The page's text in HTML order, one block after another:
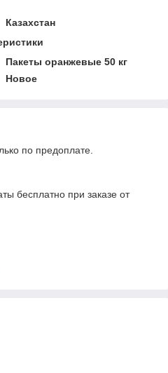
Казахстан
Пакеты оранжевые 50 кг
Новое
по предоплате.
бесплатно при заказе от